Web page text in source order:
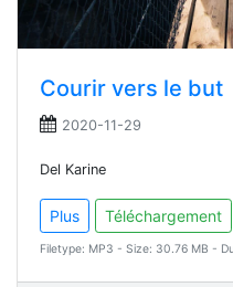
Courir vers le but
2020-11-29
Del Karine
Plus Téléchargement
Filetype: MP3 - Size: 30.76 MB -